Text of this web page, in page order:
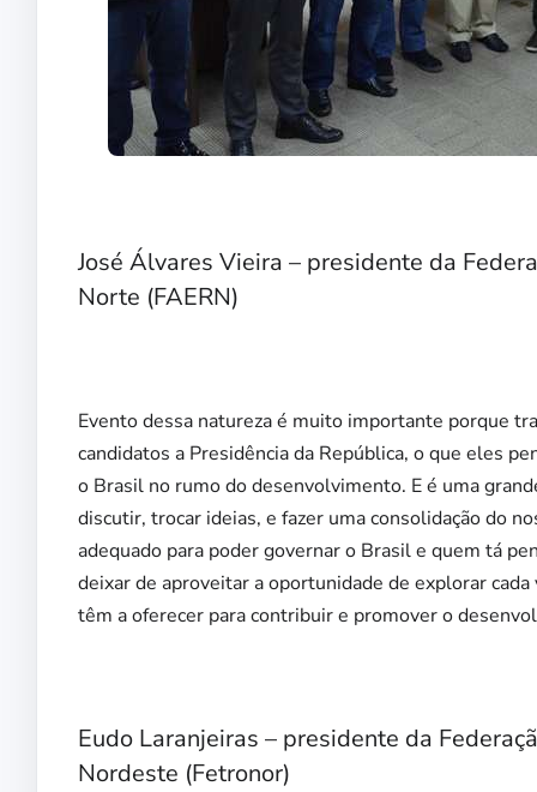
José Álvares Vieira – presidente da
Norte (FAERN)
Evento dessa natureza é muito importante porque
candidatos a Presidência da República, o que eles
o Brasil no rumo do desenvolvimento. E é uma
discutir, trocar ideias, e fazer uma consolidação do
adequado para poder governar o Brasil e quem tá
deixar de aproveitar a oportunidade de explorar
têm a oferecer para contribuir e promover o
Eudo Laranjeiras – presidente da
Nordeste (Fetronor)